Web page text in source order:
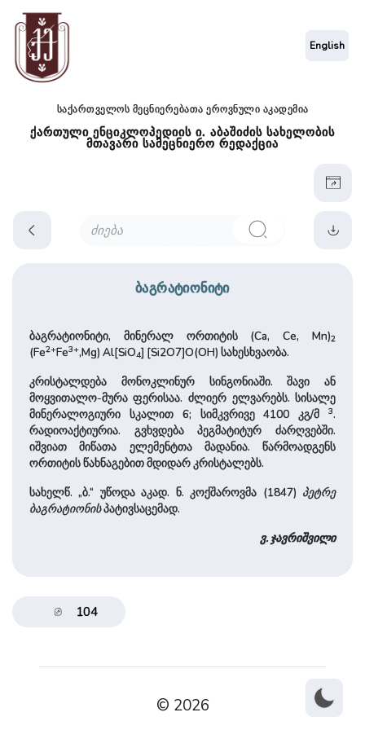
საქართველოს მეცნიერებათა ეროვნული აკადემია
ქართული ენციკლოპედიის ი. აბაშიძის სახელობის
მთავარი სამეცნიერო რედაქცია
English
ბაგრატიონიტი
ბაგრატიონიტი, მინერალ ორთიტის (Ca, Ce, Mn)2
(Fe2+Fe3+,Mg) Al[SiO4] [Si2O7]O(OH) სახესხვაობა.
კრისტალდება მონოკლინურ სინგონიაში. შავი ან
მოყვითალო-მურა ფერისაა. ძლიერ ელვარებს. სისალე
მინერალოგიური სკალით 6; სიმკვრივე 4100 კგ/მ3.
რადიოაქტიურია. გვხვდება პეგმატიტურ ძარღვებში.
იშვიათ მიწათა ელემენტთა მადანია. წარმოადგენს
ორთიტის წახნაგებით მდიდარ კრისტალებს.
სახელწ. „ბ.“ უწოდა აკად. ნ. კოქშაროვმა (1847) პეტრე
ბაგრატიონისპატივსაცემად.
ვ. ჯავრიშვილი
104
© 2026